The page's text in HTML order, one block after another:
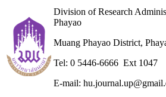
Division of Research
Phayao
Muang Phayao District,
Tel: 0 5446-6666 Ext 1047
E-mail: